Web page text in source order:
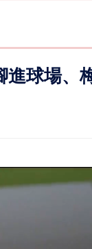
進球場、